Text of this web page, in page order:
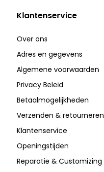
Klantenservice
Over ons
Adres en gegevens
Algemene voorwaarden
Privacy Beleid
Betaalmogelijkheden
Verzenden & retourneren
Klantenservice
Openingstijden
Reparatie & Customizing